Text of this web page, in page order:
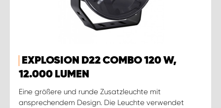
EXPLOSION D22 COMBO 120 W,
12.000 LUMEN
Eine größere und runde Zusatzleuchte mit
ansprechendem Design. Die Leuchte verwendet